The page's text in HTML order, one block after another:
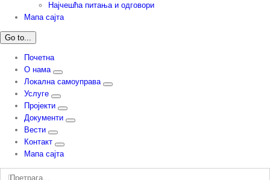
Најчешћа питања и одговори
Мапа сајта
Go to...
Почетна
О нама
Локална самоуправа
Услуге
Пројекти
Документи
Вести
Контакт
Мапа сајта
Претрага: